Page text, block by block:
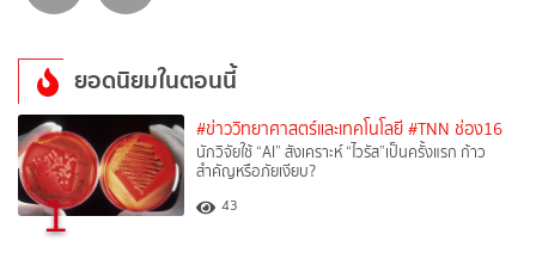
ยอดนิยมในตอนนี้
1
#ข่าววิทยาศาสตร์และเทคโนโลยี #TNN ช่อง16
นักวิจัยใช้ “AI” สังเคราะห์ “ไวรัส”เป็นครั้งแรก ก้าว
สำคัญหรือภัยเงียบ?
43